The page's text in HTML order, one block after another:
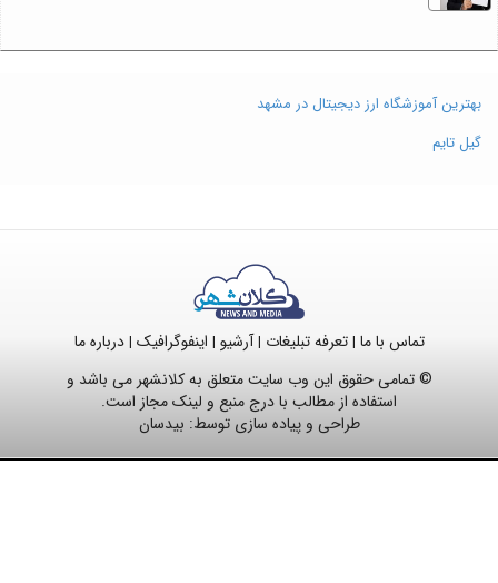
بهترین آموزشگاه ارز دیجیتال در مشهد
گیل تایم
تماس با ما |تعرفه تبلیغات |آرشیو | اینفوگرافیک |درباره ما
© تمامی حقوق این وب سایت متعلق به کلانشهر می باشد و
استفاده از مطالب با درج منبع و لینک مجاز است.
طراحی و پیاده سازی توسط: بیدسان